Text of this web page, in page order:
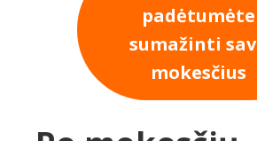
padėtumėte
sumažinti
mokesčius